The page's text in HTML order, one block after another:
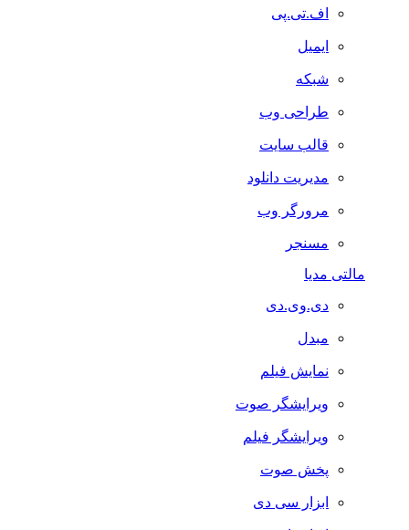
اف.تی.پی
ایمیل
شبکه
طراحی وب
قالب سایت
مدیریت دانلود
مرورگر وب
مسنجر
مالتی مدیا
دی.وی.دی
مبدل
نمایش فیلم
ویرایشگر صوت
ویرایشگر فیلم
پخش صوت
ابزار سی دی